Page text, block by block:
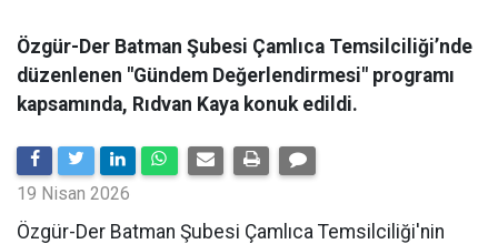
Özgür-Der Batman Şubesi Çamlıca Temsilciliği’nde
düzenlenen "Gündem Değerlendirmesi" programı
kapsamında, Rıdvan Kaya konuk edildi.
19 Nisan 2026
​Özgür-Der Batman Şubesi Çamlıca Temsilciliği'nin